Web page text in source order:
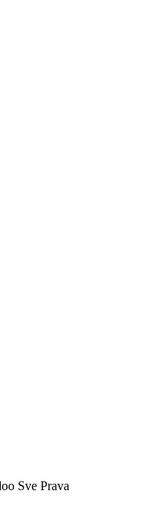
Sve Prava